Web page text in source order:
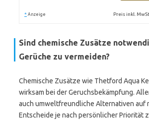
* Anzeige Preis inkl.
Sind chemische Zusätze
Gerüche zu vermeiden?
Chemische Zusätze wie Thetford Aqua
wirksam bei der Geruchsbekämpfung.
auch umweltfreundliche Alternativen auf
Entscheide je nach persönlicher Priorität